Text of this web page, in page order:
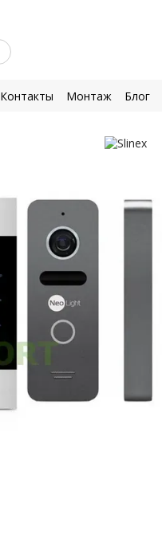
Контакты Монтаж Блог